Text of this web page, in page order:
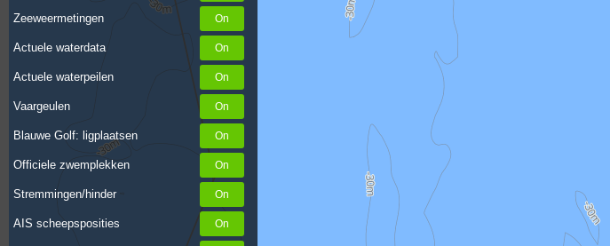
Zeeweermetingen
Actuele waterdata
Actuele waterpeilen
Vaargeulen
Blauwe Golf: ligplaatsen
Officiele zwemplekken
Stremmingen/hinder
AIS scheepsposities